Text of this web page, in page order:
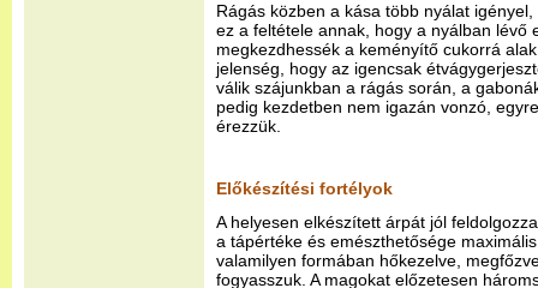
Rágás közben a kása több nyálat
ez a feltétele annak, hogy a nyálban lévő
megkezdhessék a keményítő cukorrá
jelenség, hogy az igencsak
válik szájunkban a rágás során, a
pedig kezdetben nem igazán vonzó,
érezzük.
Előkészítési fortélyok
A helyesen elkészített árpát jól
a tápértéke és emészthetősége
valamilyen formában hőkezelve,
fogyasszuk. A magokat előzetesen